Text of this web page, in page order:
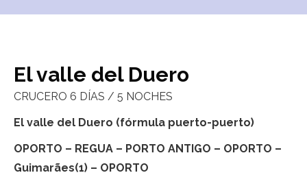
El valle del Duero
CRUCERO 6 DÍAS / 5 NOCHES
El valle del Duero (fórmula puerto-puerto)
OPORTO – REGUA – PORTO ANTIGO – OPORTO –
Guimarães(1) – OPORTO